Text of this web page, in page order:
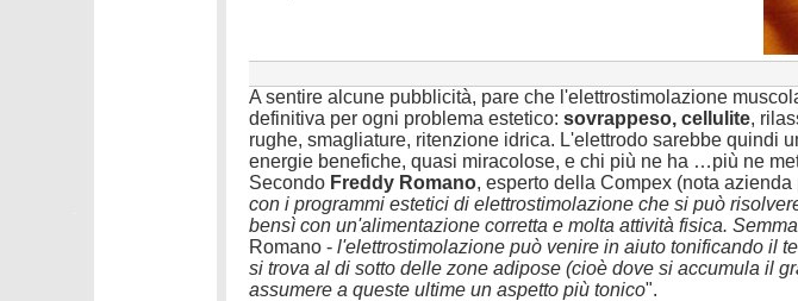
A sentire alcune pubblicità, pare che l'elettrostimolazione
definitiva per ogni problema estetico: sovrappeso, cellulite,
rughe, smagliature, ritenzione idrica. L'elettrodo sarebbe quindi
energie benefiche, quasi miracolose, e chi più ne ha …più ne
Secondo Freddy Romano, esperto della Compex (nota azienda
con i programmi estetici di elettrostimolazione che si può
bensì con un'alimentazione corretta e molta attività fisica.
Romano - l'elettrostimolazione può venire in aiuto tonificando il
si trova al di sotto delle zone adipose (cioè dove si accumula il
assumere a queste ultime un aspetto più tonico".